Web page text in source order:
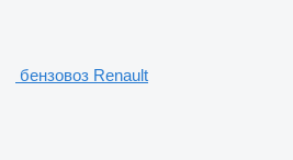
бензовоз Renault